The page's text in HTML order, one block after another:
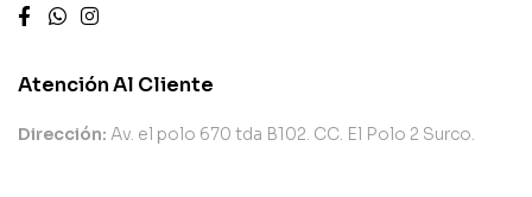
Atención Al Cliente
Dirección: Av. el polo 670 tda B102. CC. El Polo 2 Surco.